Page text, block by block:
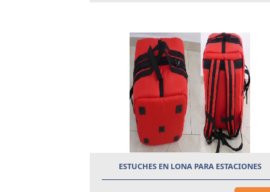
ESTUCHES EN LONA PARA ESTACIONES